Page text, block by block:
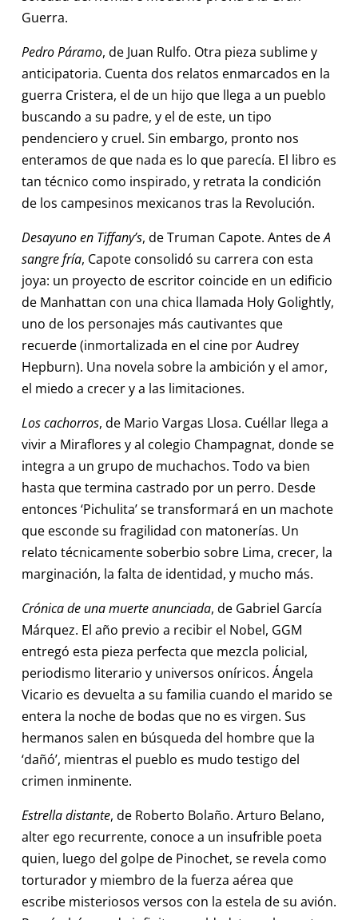
Guerra.
Pedro Páramo, de Juan Rulfo. Otra pieza sublime y
anticipatoria. Cuenta dos relatos enmarcados en la
guerra Cristera, el de un hijo que llega a un pueblo
buscando a su padre, y el de este, un tipo
pendenciero y cruel. Sin embargo, pronto nos
enteramos de que nada es lo que parecía. El libro es
tan técnico como inspirado, y retrata la condición
de los campesinos mexicanos tras la Revolución.
Desayuno en Tiffany’s, de Truman Capote. Antes deA
sangre fría, Capote consolidó su carrera con esta
joya: un proyecto de escritor coincide en un edificio
de Manhattan con una chica llamada Holy Golightly,
uno de los personajes más cautivantes que
recuerde (inmortalizada en el cine por Audrey
Hepburn). Una novela sobre la ambición y el amor,
el miedo a crecer y a las limitaciones.
Los cachorros, de Mario Vargas Llosa. Cuéllar llega a
vivir a Miraflores y al colegio Champagnat, donde se
integra a un grupo de muchachos. Todo va bien
hasta que termina castrado por un perro. Desde
entonces ‘Pichulita’ se transformará en un machote
que esconde su fragilidad con matonerías. Un
relato técnicamente soberbio sobre Lima, crecer, la
marginación, la falta de identidad, y mucho más.
Crónica de una muerte anunciada, de Gabriel García
Márquez. El año previo a recibir el Nobel, GGM
entregó esta pieza perfecta que mezcla policial,
periodismo literario y universos oníricos. Ángela
Vicario es devuelta a su familia cuando el marido se
entera la noche de bodas que no es virgen. Sus
hermanos salen en búsqueda del hombre que la
‘dañó’, mientras el pueblo es mudo testigo del
crimen inminente.
Estrella distante, de Roberto Bolaño. Arturo Belano,
alter ego recurrente, conoce a un insufrible poeta
quien, luego del golpe de Pinochet, se revela como
torturador y miembro de la fuerza aérea que
escribe misteriosos versos con la estela de su avión.